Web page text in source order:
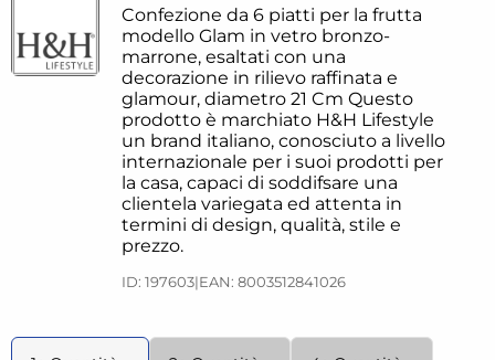
Confezione da 6 piatti per la frutta
modello Glam in vetro bronzo-
marrone, esaltati con una
decorazione in rilievo raffinata e
glamour, diametro 21 Cm Questo
prodotto è marchiato H&H Lifestyle
un brand italiano, conosciuto a livello
internazionale per i suoi prodotti per
la casa, capaci di soddifsare una
clientela variegata ed attenta in
termini di design, qualità, stile e
prezzo.
ID: 197603|EAN: 8003512841026